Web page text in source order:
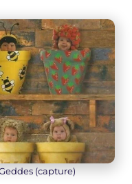
(capture)